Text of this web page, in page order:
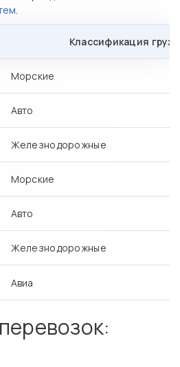
.
Классификация
Морские
Авто
Железнодорожные
Морские
Авто
Железнодорожные
Авиа